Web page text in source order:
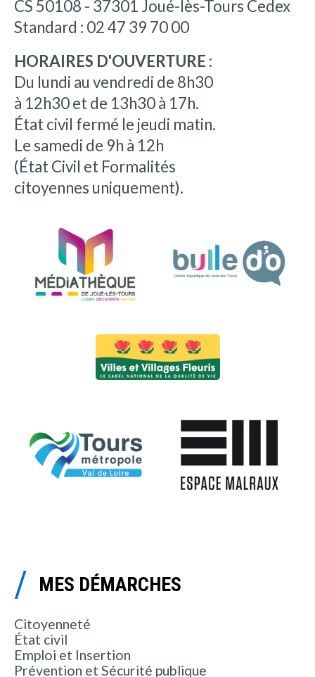
CS 50108 - 37301 Joué-lès-Tours Cedex
Standard : 02 47 39 70 00
HORAIRES D'OUVERTURE :
Du lundi au vendredi de 8h30
à 12h30 et de 13h30 à 17h.
État civil fermé le jeudi matin.
Le samedi de 9h à 12h
(État Civil et Formalités
citoyennes uniquement).
MES DÉMARCHES
Citoyenneté
État civil
Emploi et Insertion
Prévention et Sécurité publique